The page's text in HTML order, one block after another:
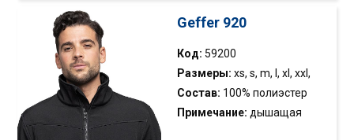
кмн, вшитый бк; нйлнвы змки
Geffer 920
Код: 59200
Размеры: xs, s, m, l, xl, xxl,
xxxl
Состав: 100% полиэстер
Примечание: дышащая